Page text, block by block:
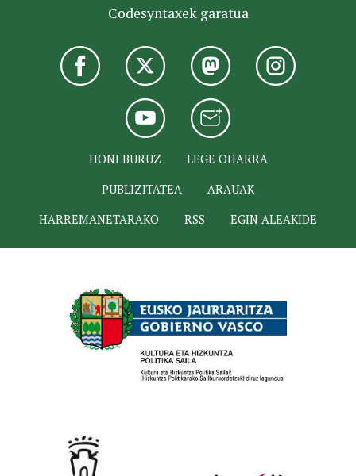
Codesyntaxek garatua
HONI BURUZ
LEGE OHARRA
PUBLIZITATEA
ARAUAK
HARREMANETARAKO
RSS EGIN ALEAKIDE